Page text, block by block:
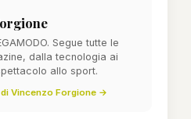
Segue tutte le
dalla tecnologia ai
allo sport.
Vincenzo Forgione →